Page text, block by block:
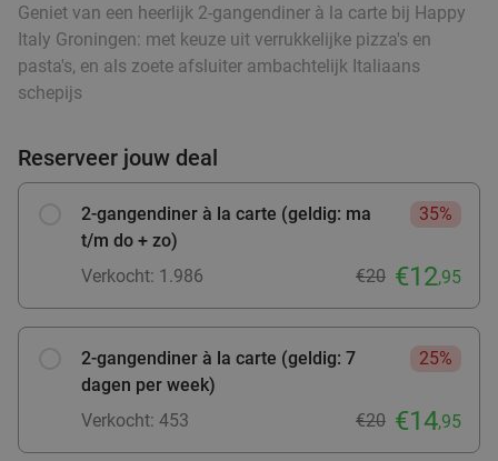
food
food
food
food
food
Assen 28 min.
Verkocht: 542 Regulier €31
38%
3-gangenproeverij bij Tex-Mex Restaurant
Bramigo
9.8
Verkocht: 551 Regulier €39,95
Geniet van een heerlijk 2-gangendiner à la carte bij Happy
Italy Groningen: met keuze uit verrukkelijke pizza's en
pasta's, en als zoete afsluiter ambachtelijk Italiaans
schepijs
Reserveer jouw deal
2-gangendiner à la carte (geldig: ma
t/m do + zo)
35%
Verkocht: 1.986 €20 €12,95
2-gangendiner à la carte (geldig: 7
dagen per week)
25%
Verkocht: 453 €20 €14,95